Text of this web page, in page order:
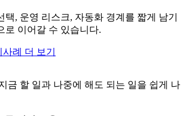
택, 운영 리스크, 자동화 경계를 짧게 남기
로 이어갈 수 있습니다.
사례 더 보기
금 할 일과 나중에 해도 되는 일을 쉽게 나